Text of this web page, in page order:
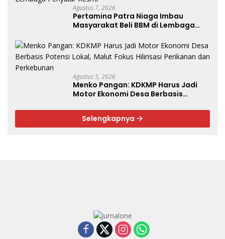
Agustus 7, 2026
Pertamina Patra Niaga Imbau
Masyarakat Beli BBM di Lembaga
Agustus 5, 2026
Menko Pangan: KDKMP Harus Jadi
Motor Ekonomi Desa Berbasis
Perikanan dan Perkebunan
Selengkapnya